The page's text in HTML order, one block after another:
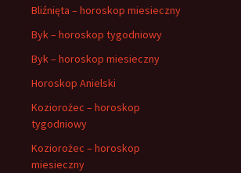
Bliźnięta – horoskop miesieczny
Byk – horoskop tygodniowy
Byk – horoskop miesieczny
Horoskop Anielski
Koziorożec – horoskop
tygodniowy
Koziorożec – horoskop
miesieczny